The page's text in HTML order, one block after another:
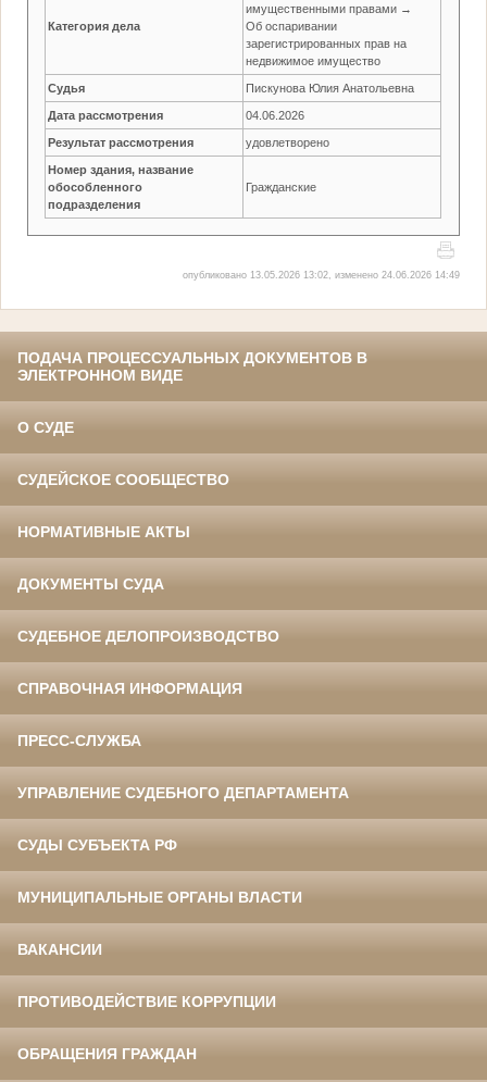
Категория дела
имущественными правами →
Об оспаривании
зарегистрированных прав на
недвижимое имущество
Судья Пискунова Юлия Анатольевна
Дата рассмотрения 04.06.2026
Результат рассмотрения удовлетворено
Номер здания, название
обособленного
подразделения
Гражданские
опубликовано 13.05.2026 13:02, изменено 24.06.2026 14:49
ПОДАЧА ПРОЦЕССУАЛЬНЫХ ДОКУМЕНТОВ В
ЭЛЕКТРОННОМ ВИДЕ
О СУДЕ
СУДЕЙСКОЕ СООБЩЕСТВО
НОРМАТИВНЫЕ АКТЫ
ДОКУМЕНТЫ СУДА
СУДЕБНОЕ ДЕЛОПРОИЗВОДСТВО
СПРАВОЧНАЯ ИНФОРМАЦИЯ
ПРЕСС-СЛУЖБА
УПРАВЛЕНИЕ СУДЕБНОГО ДЕПАРТАМЕНТА
СУДЫ СУБЪЕКТА РФ
МУНИЦИПАЛЬНЫЕ ОРГАНЫ ВЛАСТИ
ВАКАНСИИ
ПРОТИВОДЕЙСТВИЕ КОРРУПЦИИ
ОБРАЩЕНИЯ ГРАЖДАН